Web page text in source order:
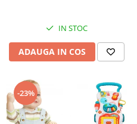
IN STOC
ADAUGA IN COS
-23%